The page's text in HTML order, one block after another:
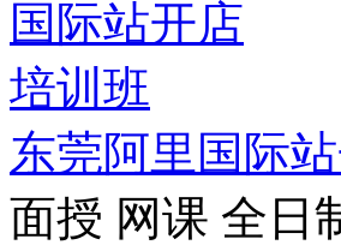
东莞阿里国际
面授 网课 全日